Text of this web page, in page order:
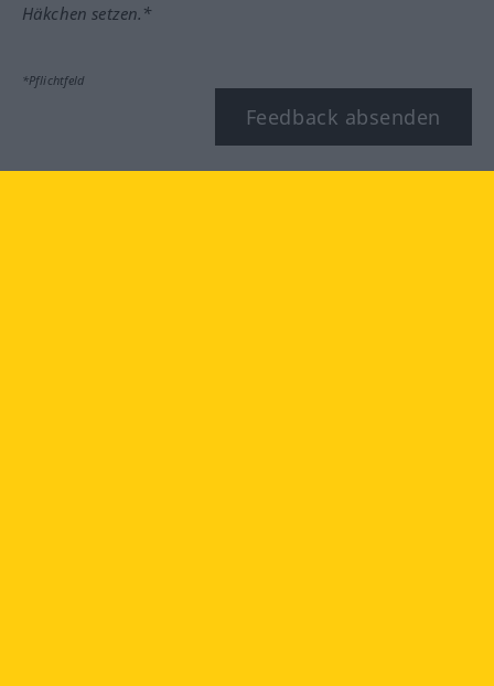
Häkchen setzen.*
*Pflichtfeld
Feedback absenden